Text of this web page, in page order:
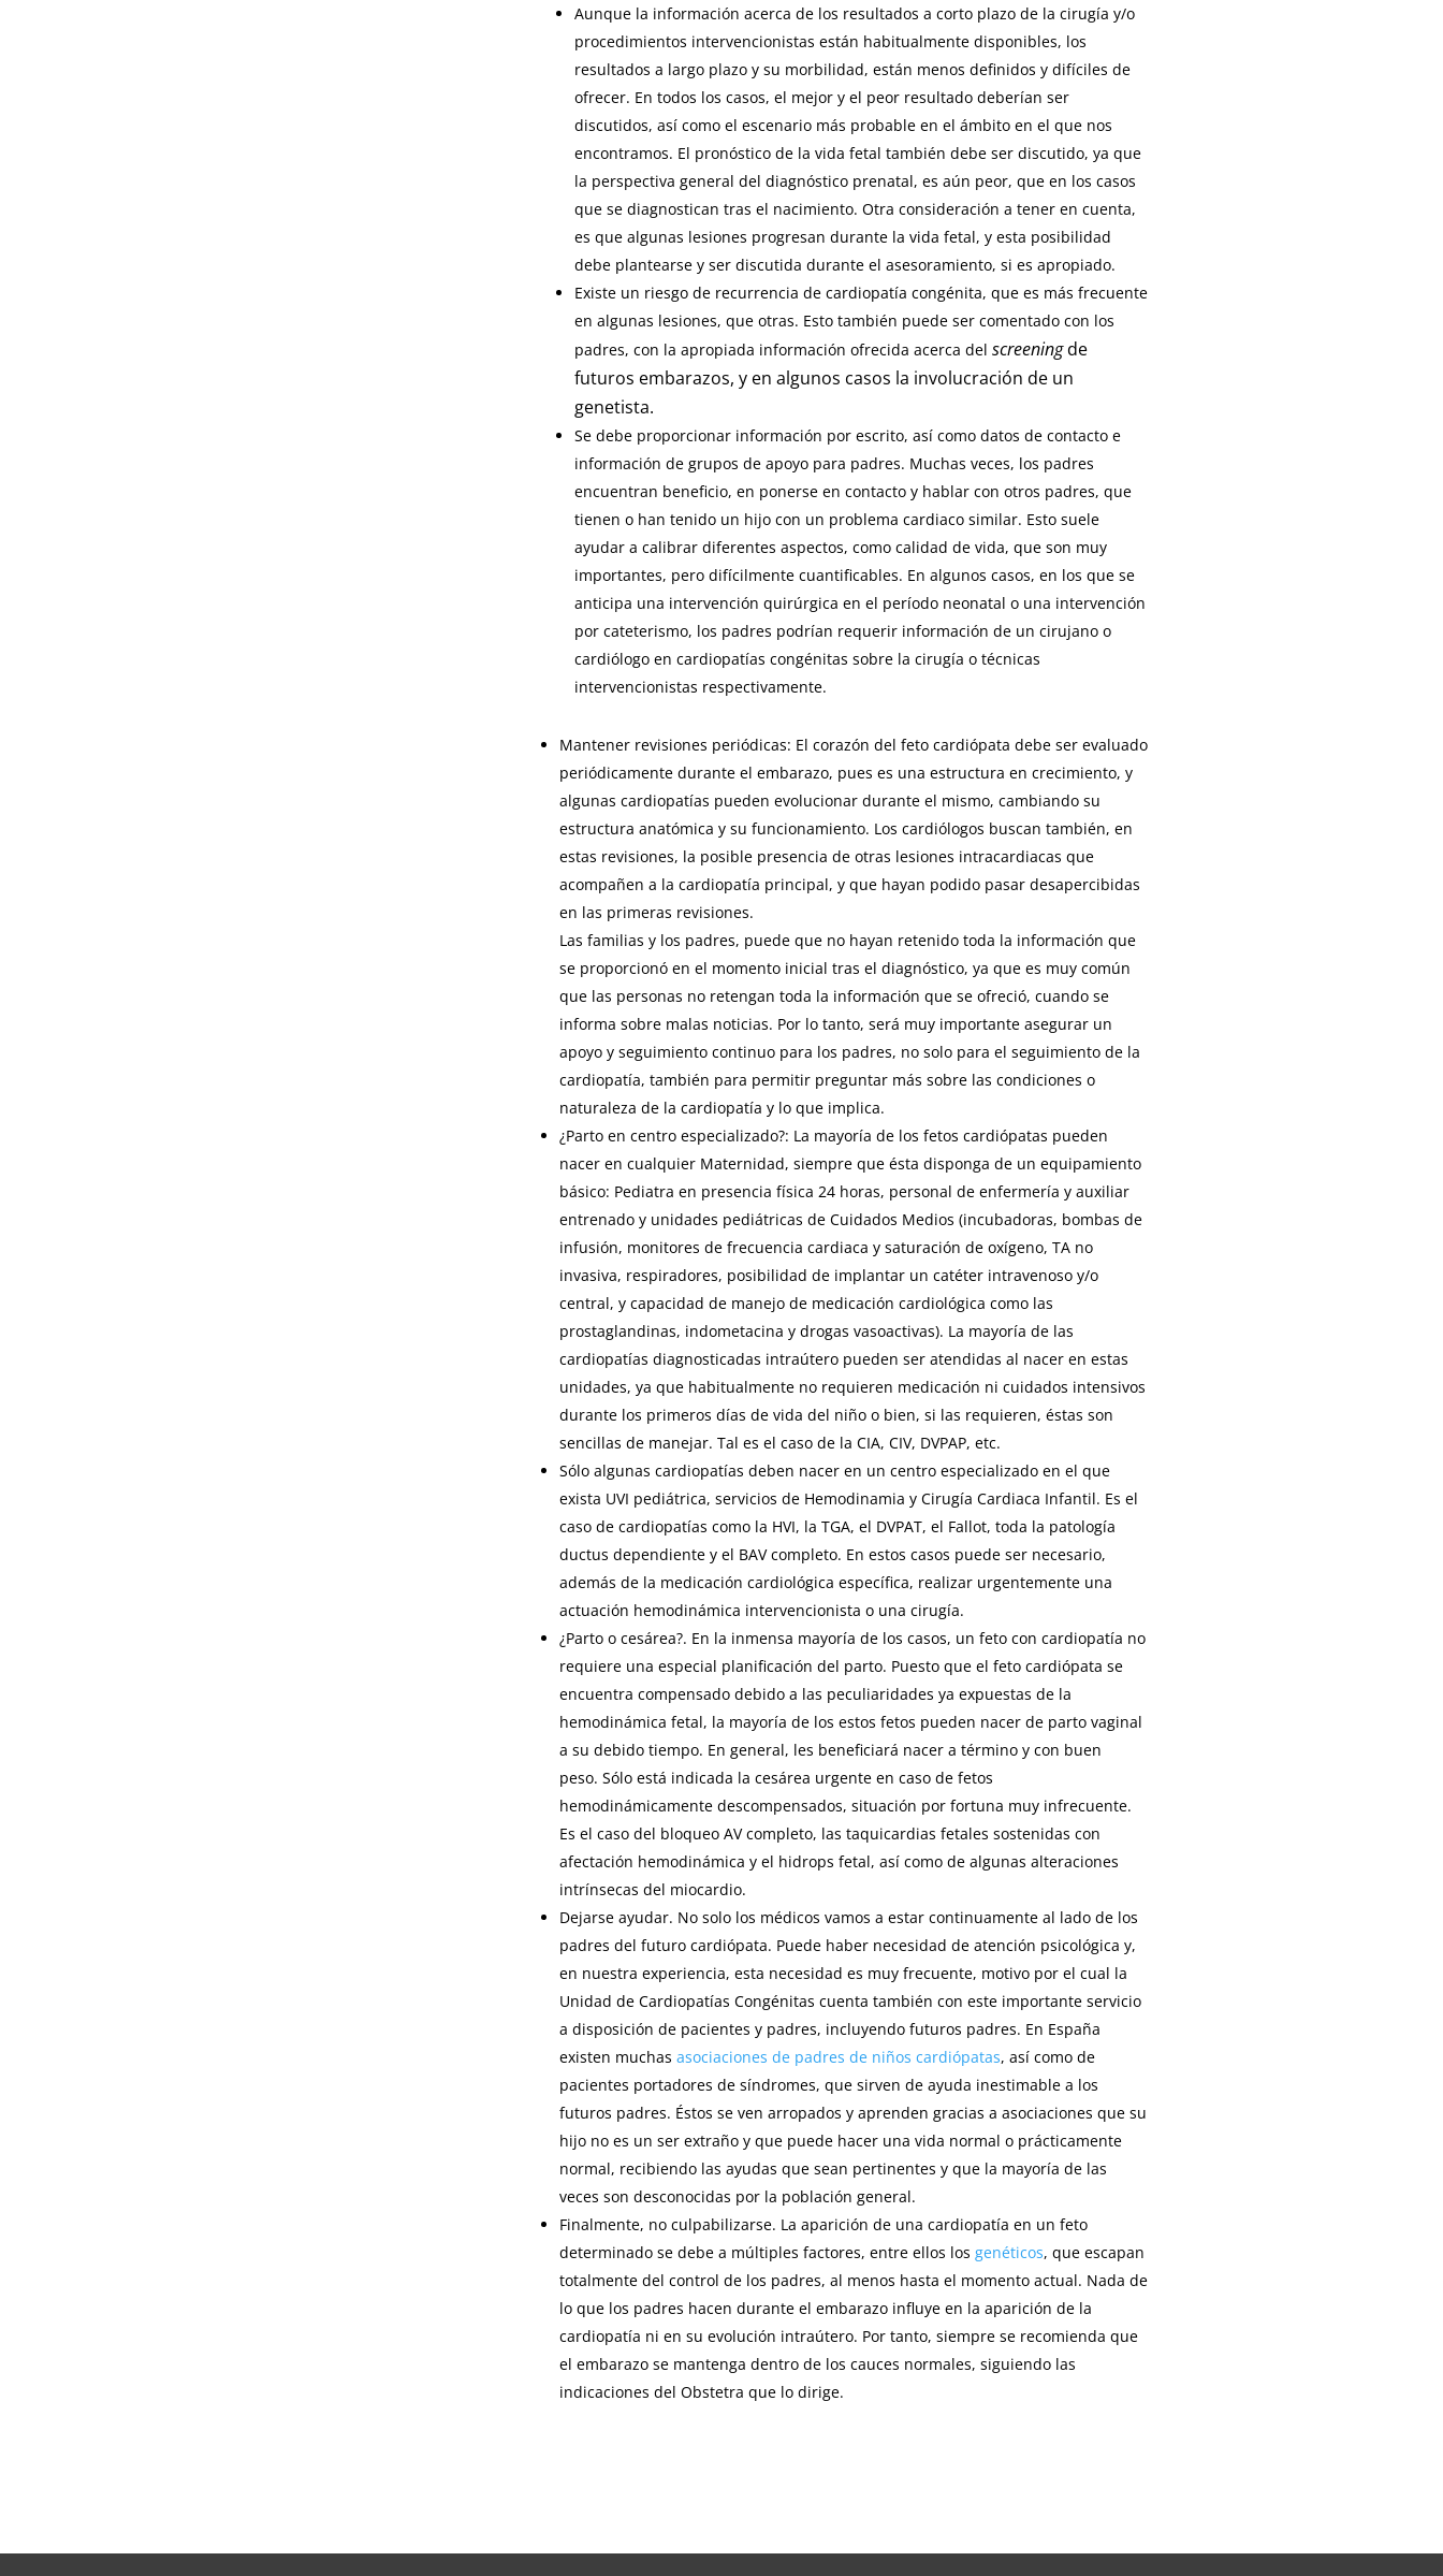
Aunque la información acerca de los resultados a corto plazo de la cirugía y/o
procedimientos intervencionistas están habitualmente disponibles, los
resultados a largo plazo y su morbilidad, están menos definidos y difíciles de
ofrecer. En todos los casos, el mejor y el peor resultado deberían ser
discutidos, así como el escenario más probable en el ámbito en el que nos
encontramos. El pronóstico de la vida fetal también debe ser discutido, ya que
la perspectiva general del diagnóstico prenatal, es aún peor, que en los casos
que se diagnostican tras el nacimiento. Otra consideración a tener en cuenta,
es que algunas lesiones progresan durante la vida fetal, y esta posibilidad
debe plantearse y ser discutida durante el asesoramiento, si es apropiado.
Existe un riesgo de recurrencia de cardiopatía congénita, que es más frecuente
en algunas lesiones, que otras. Esto también puede ser comentado con los
padres, con la apropiada información ofrecida acerca delscreeningde
futuros embarazos, y en algunos casos la involucración de un
genetista.
Se debe proporcionar información por escrito, así como datos de contacto e
información de grupos de apoyo para padres. Muchas veces, los padres
encuentran beneficio, en ponerse en contacto y hablar con otros padres, que
tienen o han tenido un hijo con un problema cardiaco similar. Esto suele
ayudar a calibrar diferentes aspectos, como calidad de vida, que son muy
importantes, pero difícilmente cuantificables. En algunos casos, en los que se
anticipa una intervención quirúrgica en el período neonatal o una intervención
por cateterismo, los padres podrían requerir información de un cirujano o
cardiólogo en cardiopatías congénitas sobre la cirugía o técnicas
intervencionistas respectivamente.
Mantener revisiones periódicas: El corazón del feto cardiópata debe ser evaluado
periódicamente durante el embarazo, pues es una estructura en crecimiento, y
algunas cardiopatías pueden evolucionar durante el mismo, cambiando su
estructura anatómica y su funcionamiento. Los cardiólogos buscan también, en
estas revisiones, la posible presencia de otras lesiones intracardiacas que
acompañen a la cardiopatía principal, y que hayan podido pasar desapercibidas
en las primeras revisiones.
Las familias y los padres, puede que no hayan retenido toda la información que
se proporcionó en el momento inicial tras el diagnóstico, ya que es muy común
que las personas no retengan toda la información que se ofreció, cuando se
informa sobre malas noticias. Por lo tanto, será muy importante asegurar un
apoyo y seguimiento continuo para los padres, no solo para el seguimiento de la
cardiopatía, también para permitir preguntar más sobre las condiciones o
naturaleza de la cardiopatía y lo que implica.
¿Parto en centro especializado?: La mayoría de los fetos cardiópatas pueden
nacer en cualquier Maternidad, siempre que ésta disponga de un equipamiento
básico: Pediatra en presencia física 24 horas, personal de enfermería y auxiliar
entrenado y unidades pediátricas de Cuidados Medios (incubadoras, bombas de
infusión, monitores de frecuencia cardiaca y saturación de oxígeno, TA no
invasiva, respiradores, posibilidad de implantar un catéter intravenoso y/o
central, y capacidad de manejo de medicación cardiológica como las
prostaglandinas, indometacina y drogas vasoactivas). La mayoría de las
cardiopatías diagnosticadas intraútero pueden ser atendidas al nacer en estas
unidades, ya que habitualmente no requieren medicación ni cuidados intensivos
durante los primeros días de vida del niño o bien, si las requieren, éstas son
sencillas de manejar. Tal es el caso de la CIA, CIV, DVPAP, etc.
Sólo algunas cardiopatías deben nacer en un centro especializado en el que
exista UVI pediátrica, servicios de Hemodinamia y Cirugía Cardiaca Infantil. Es el
caso de cardiopatías como la HVI, la TGA, el DVPAT, el Fallot, toda la patología
ductus dependiente y el BAV completo. En estos casos puede ser necesario,
además de la medicación cardiológica específica, realizar urgentemente una
actuación hemodinámica intervencionista o una cirugía.
¿Parto o cesárea?. En la inmensa mayoría de los casos, un feto con cardiopatía no
requiere una especial planificación del parto. Puesto que el feto cardiópata se
encuentra compensado debido a las peculiaridades ya expuestas de la
hemodinámica fetal, la mayoría de los estos fetos pueden nacer de parto vaginal
a su debido tiempo. En general, les beneficiará nacer a término y con buen
peso. Sólo está indicada la cesárea urgente en caso de fetos
hemodinámicamente descompensados, situación por fortuna muy infrecuente.
Es el caso del bloqueo AV completo, las taquicardias fetales sostenidas con
afectación hemodinámica y el hidrops fetal, así como de algunas alteraciones
intrínsecas del miocardio.
Dejarse ayudar. No solo los médicos vamos a estar continuamente al lado de los
padres del futuro cardiópata. Puede haber necesidad de atención psicológica y,
en nuestra experiencia, esta necesidad es muy frecuente, motivo por el cual la
Unidad de Cardiopatías Congénitas cuenta también con este importante servicio
a disposición de pacientes y padres, incluyendo futuros padres. En España
existen muchasasociaciones de padres de niños cardiópatas, así como de
pacientes portadores de síndromes, que sirven de ayuda inestimable a los
futuros padres. Éstos se ven arropados y aprenden gracias a asociaciones que su
hijo no es un ser extraño y que puede hacer una vida normal o prácticamente
normal, recibiendo las ayudas que sean pertinentes y que la mayoría de las
veces son desconocidas por la población general.
Finalmente, no culpabilizarse. La aparición de una cardiopatía en un feto
determinado se debe a múltiples factores, entre ellos losgenéticos, que escapan
totalmente del control de los padres, al menos hasta el momento actual. Nada de
lo que los padres hacen durante el embarazo influye en la aparición de la
cardiopatía ni en su evolución intraútero. Por tanto, siempre se recomienda que
el embarazo se mantenga dentro de los cauces normales, siguiendo las
indicaciones del Obstetra que lo dirige.